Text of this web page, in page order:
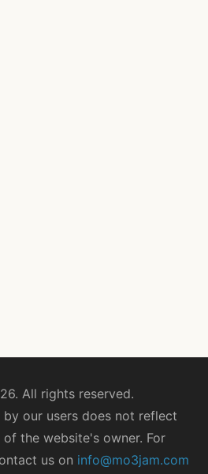
All rights reserved.
our users does not reflect
the website's owner. For
us on info@mo3jam.com